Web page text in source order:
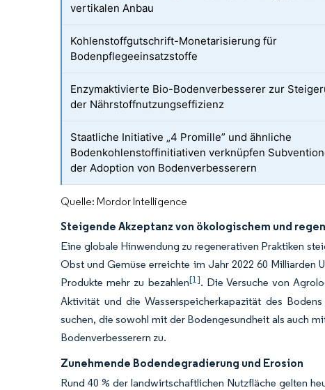
vertikalen Anbau
Kohlenstoffgutschrift-Monetarisierung für
Bodenpflegeeinsatzstoffe
Enzymaktivierte Bio-Bodenverbesserer zur
der Nährstoffnutzungseffizienz
Staatliche Initiative „4 Promille” und ähnliche
Bodenkohlenstoffinitiativen verknüpfen
der Adoption von Bodenverbesserern
Quelle: Mordor Intelligence
Steigende Akzeptanz von ökologischem und
Eine globale Hinwendung zu regenerativen Praktiken
Obst und Gemüse erreichte im Jahr 2022 60 Milliarden
Produkte mehr zu bezahlen[1]. Die Versuche von
Aktivität und die Wasserspeicherkapazität des
suchen, die sowohl mit der Bodengesundheit als auch
Bodenverbesserern zu.
Zunehmende Bodendegradierung und Erosion
Rund 40 % der landwirtschaftlichen Nutzfläche gelten